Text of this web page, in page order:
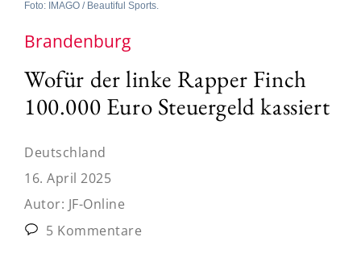
Foto: IMAGO / Beautiful Sports.
Brandenburg
Wofür der linke Rapper Finch
100.000 Euro Steuergeld kassiert
Deutschland
16. April 2025
Autor: JF-Online
5 Kommentare